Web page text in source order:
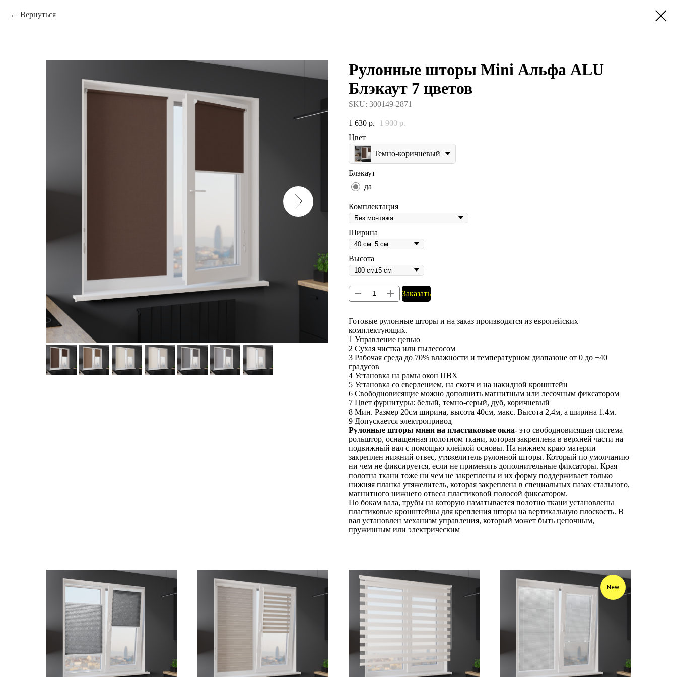
Вернуться
Рулонные шторы Mini Альфа ALU
Блэкаут 7 цветов
SKU: 300149-2871
1 630 р. 1 900 р.
Цвет
Темно-коричневый
Блэкаут
да
Комплектация
Ширина
Высота
Заказать
Готовые рулонные шторы и на заказ производятся из европейских
комплектующих.
1 Управление цепью
2 Сухая чистка или пылесосом
3 Рабочая среда до 70% влажности и температурном диапазоне от 0 до +40
градусов
4 Установка на рамы окон ПВХ
5 Установка со сверлением, на скотч и на накидной кронштейн
6 Свободновисящие можно дополнить магнитным или лесочным фиксатором
7 Цвет фурнитуры: белый, темно-серый, дуб, коричневый
8 Мин. Размер 20см ширина, высота 40см, макс. Высота 2,4м, а ширина 1.4м.
9 Допускается электропривод
Рулонные шторы мини на пластиковые окна- это свободновисящая система
рольштор, оснащенная полотном ткани, которая закреплена в верхней части на
подвижный вал с помощью клейкой основы. На нижнем краю материи
закреплен нижний отвес, утяжелитель рулонной шторы. Который по умолчанию
ни чем не фиксируется, если не применять дополнительные фиксаторы. Края
полотна ткани тоже ни чем не закреплены и их форму поддерживает только
нижняя планка утяжелитель, которая закреплена в специальных пазах стального,
магнитного нижнего отвеса пластиковой полосой фиксатором.
По бокам вала, трубы на которую наматывается полотно ткани установлены
пластиковые кронштейны для крепления шторы на вертикальную плоскость. В
вал установлен механизм управления, который может быть цепочным,
пружинным или электрическим
New